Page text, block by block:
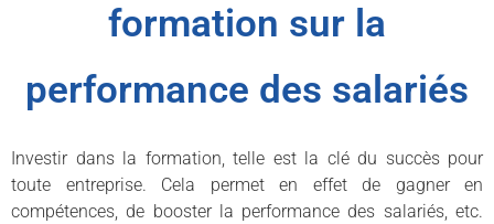
formation sur la
performance des salariés
Investir dans la formation, telle est la clé du succès pour
toute entreprise. Cela permet en effet de gagner en
compétences, de booster la performance des salariés, etc.